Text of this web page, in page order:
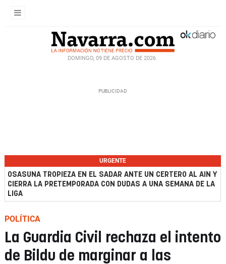
DOMINGO, 09 DE AGOSTO DE 2026
URGENTE
OSASUNA TROPIEZA EN EL SADAR ANTE UN CERTERO AL AIN Y
CIERRA LA PRETEMPORADA CON DUDAS A UNA SEMANA DE LA
LIGA
POLÍTICA
La Guardia Civil rechaza el intento
de Bildu de marginar a las